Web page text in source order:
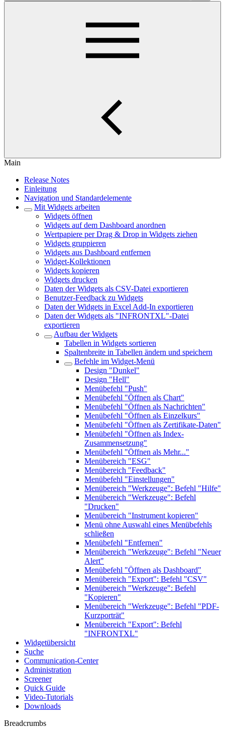
Main
Release Notes
Einleitung
Navigation und Standardelemente
Mit Widgets arbeiten
Widgets öffnen
Widgets auf dem Dashboard anordnen
Wertpapiere per Drag & Drop in Widgets ziehen
Widgets gruppieren
Widgets aus Dashboard entfernen
Widget-Kollektionen
Widgets kopieren
Widgets drucken
Daten der Widgets als CSV-Datei exportieren
Benutzer-Feedback zu Widgets
Daten der Widgets in Excel Add-In exportieren
Daten der Widgets als "INFRONTXL"-Datei
exportieren
Aufbau der Widgets
Tabellen in Widgets sortieren
Spaltenbreite in Tabellen ändern und speichern
Befehle im Widget-Menü
Design "Dunkel"
Design "Hell"
Menübefehl "Push"
Menübefehl "Öffnen als Chart"
Menübefehl "Öffnen als Nachrichten"
Menübefehl "Öffnen als Einzelkurs"
Menübefehl "Öffnen als Zertifikate-Daten"
Menübefehl "Öffnen als Index-
Zusammensetzung"
Menübefehl "Öffnen als Mehr..."
Menübereich "ESG"
Menübereich "Feedback"
Menübefehl "Einstellungen"
Menübereich "Werkzeuge": Befehl "Hilfe"
Menübereich "Werkzeuge": Befehl
"Drucken"
Menübereich "Instrument kopieren"
Menü ohne Auswahl eines Menübefehls
schließen
Menübefehl "Entfernen"
Menübereich "Werkzeuge": Befehl "Neuer
Alert"
Menübefehl "Öffnen als Dashboard"
Menübereich "Export": Befehl "CSV"
Menübereich "Werkzeuge": Befehl
"Kopieren"
Menübereich "Werkzeuge": Befehl "PDF-
Kurzporträt"
Menübereich "Export": Befehl
"INFRONTXL"
Widgetübersicht
Suche
Communication-Center
Administration
Screener
Quick Guide
Video-Tutorials
Downloads
Breadcrumbs